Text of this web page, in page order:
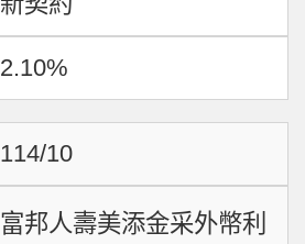
2.10%
114/10
富邦人壽美添金采外幣利